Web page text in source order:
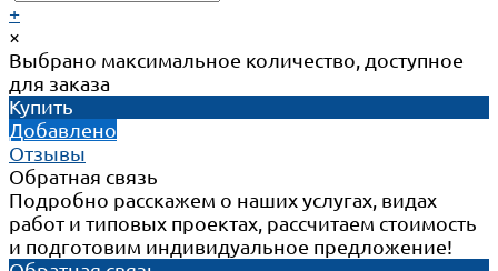
+
×
Выбрано максимальное количество, доступное
для заказа
Купить
Добавлено
Отзывы
Обратная связь
Подробно расскажем о наших услугах, видах
работ и типовых проектах, рассчитаем стоимость
и подготовим индивидуальное предложение!